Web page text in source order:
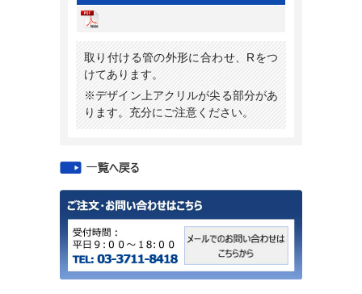
取り付ける管の外形に合わせ、Rをつ
けてあります。
※デザイン上アクリルが尖る部分があ
ります。充分にご注意ください。